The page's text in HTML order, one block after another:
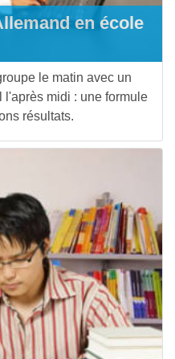
en école
le matin avec un
midi : une formule
résultats.